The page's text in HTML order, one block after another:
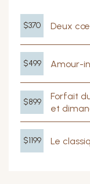
$370 Deux
$499 Amour-
$899
Forfait
et
$1199 Le